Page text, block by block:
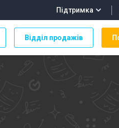
Підтримка
Відділ продажів